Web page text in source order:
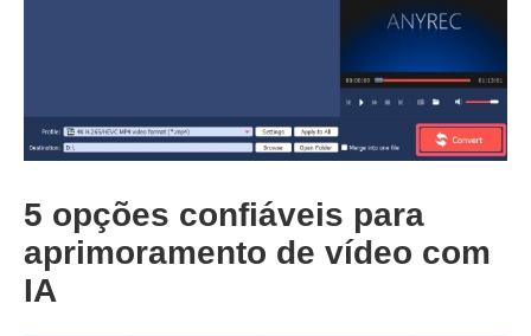
5 opções confiáveis para
aprimoramento de vídeo com
IA